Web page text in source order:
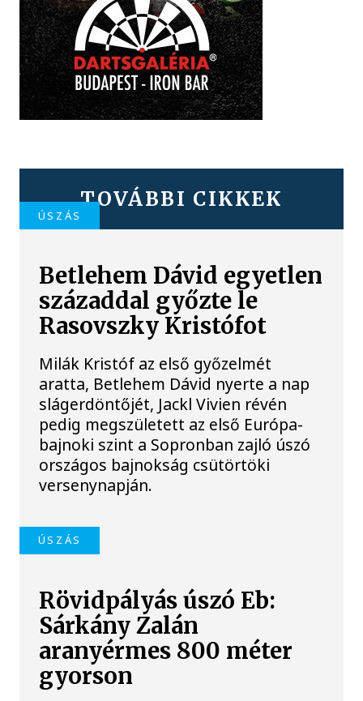
TOVÁBBI CIKKEK
ÚSZÁS
Betlehem Dávid egyetlen
századdal győzte le
Rasovszky Kristófot
Milák Kristóf az első győzelmét
aratta, Betlehem Dávid nyerte a nap
slágerdöntőjét, Jackl Vivien révén
pedig megszületett az első Európa-
bajnoki szint a Sopronban zajló úszó
országos bajnokság csütörtöki
versenynapján.
ÚSZÁS
Rövidpályás úszó Eb:
Sárkány Zalán
aranyérmes 800 méter
gyorson